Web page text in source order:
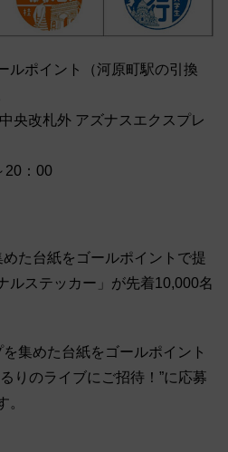
ルポイント（河原町駅の引換
央改札外 アズナスエクスプレ
20：00
た台紙をゴールポイントで提
ルステッカー」が先着10,000名
集めた台紙をゴールポイント
りのライブにご招待！”に応募
。